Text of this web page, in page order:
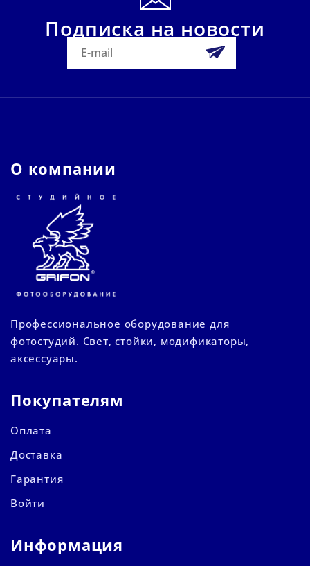
Подписка на новости
О компании
Профессиональное оборудование для
фотостудий. Свет, стойки, модификаторы,
аксессуары.
Покупателям
Оплата
Доставка
Гарантия
Войти
Информация